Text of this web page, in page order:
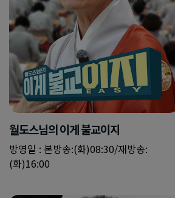
월도스님의 이게 불교이지
방영일 : 본방송:(화)08:30/재방송:
(화)16:00